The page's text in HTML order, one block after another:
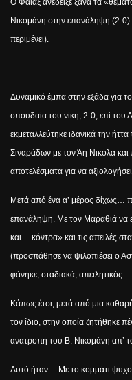
Νικομάνη στην επανάληψη (2-0)
περιμένει).
Δυναμικό έμπα στην εξάδα για
σπουδαία του νίκη, 2-0, επί του
εκμεταλλεύτηκε ιδανικά την
Σιναράδων με τον Άη Νικόλα και
αποτελέσματα για να
Μετά από ένα α’ μέρος δίχως…
επανάληψη. Με τον Μαραθιά να
και… κόντρα» και τις απειλές
(προσπάθησε να ψιλοπιέσει ο
φάνηκε, σταδιακά, απειλητικός.
Κάπως έτσι, μετά από μια
τον ίδιο, στην οποία ζητήθηκε
ανατροπή του Β. Νικομάνη απ’
Αυτό ήταν… Με το κομμάτι